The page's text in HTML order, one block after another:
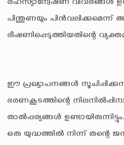
രഹസ്യാന്വേഷണ വിവരങ്ങൾ
പിന്തുണയും പിൻവലിക്കുമെന്ന്
ഭീഷണിപ്പെടുത്തിയതിന്റെ
ഈ പ്രഖ്യാപനങ്ങൾ
ഭരണകൂടത്തിന്റെ
താൽപ്പര്യങ്ങൾ
ഒരു യുദ്ധത്തിൽ നിന്ന് തന്റെ